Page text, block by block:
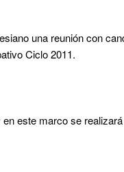
una reunión con
Ciclo 2011.
este marco se